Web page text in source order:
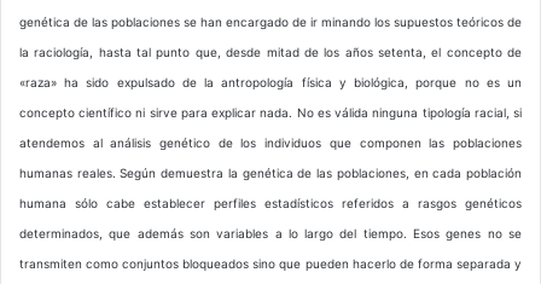
genética de las poblaciones se han encargado de ir minando los supuestos teóricos de
la raciología, hasta tal punto que, desde mitad de los años setenta, el concepto de
«raza» ha sido expulsado de la antropología física y biológica, porque no es un
concepto científico ni sirve para explicar nada. No es válida ninguna tipología racial, si
atendemos al análisis genético de los individuos que componen las poblaciones
humanas reales. Según demuestra la genética de las poblaciones, en cada población
humana sólo cabe establecer perfiles estadísticos referidos a rasgos genéticos
determinados, que además son variables a lo largo del tiempo. Esos genes no se
transmiten como conjuntos bloqueados sino que pueden hacerlo de forma separada y